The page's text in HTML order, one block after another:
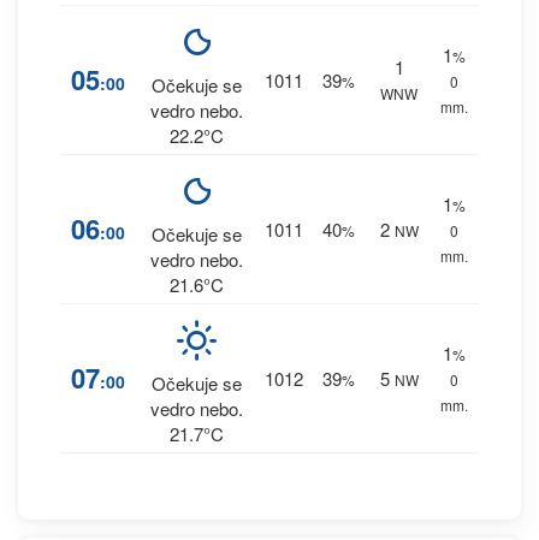
05:00
Očekuje se
vedro nebo.
22.2°C
1011 39%
1
WNW
1%
0
mm.
06:00
Očekuje se
vedro nebo.
21.6°C
1011 40% 2 NW
1%
0
mm.
07:00
Očekuje se
vedro nebo.
21.7°C
1012 39% 5 NW
1%
0
mm.